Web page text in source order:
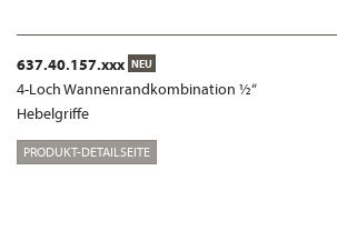
637.40.157.xxx NEU
4-Loch Wannenrandkombination ½“
Hebelgriffe
PRODUKT-DETAILSEITE